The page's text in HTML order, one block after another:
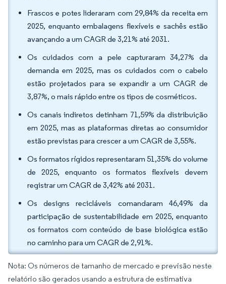
Frascos e potes lideraram com 29,84% da receita em
2025, enquanto embalagens flexíveis e sachês estão
avançando a um CAGR de 3,21% até 2031.
Os cuidados com a pele capturaram 34,27% da
demanda em 2025, mas os cuidados com o cabelo
estão projetados para se expandir a um CAGR de
3,87%, o mais rápido entre os tipos de cosméticos.
Os canais indiretos detinham 71,59% da distribuição
em 2025, mas as plataformas diretas ao consumidor
estão previstas para crescer a um CAGR de 3,55%.
Os formatos rígidos representaram 51,35% do volume
de 2025, enquanto os formatos flexíveis devem
registrar um CAGR de 3,42% até 2031.
Os designs recicláveis comandaram 46,49% da
participação de sustentabilidade em 2025, enquanto
os formatos com conteúdo de base biológica estão
no caminho para um CAGR de 2,91%.
Nota: Os números de tamanho de mercado e previsão neste
relatório são gerados usando a estrutura de estimativa